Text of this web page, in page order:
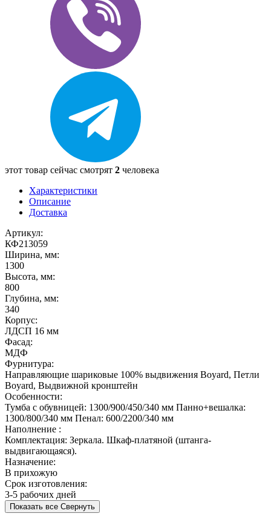
этот товар сейчас смотрят 2 человека
Характеристики
Описание
Доставка
Артикул:
КФ213059
Ширина, мм:
1300
Высота, мм:
800
Глубина, мм:
340
Корпус:
ЛДСП 16 мм
Фасад:
МДФ
Фурнитура:
Направляющие шариковые 100% выдвижения Boyard, Петли
Boyard, Выдвижной кронштейн
Особенности:
Тумба с обувницей: 1300/900/450/340 мм Панно+вешалка:
1300/800/340 мм Пенал: 600/2200/340 мм
Наполнение :
Комплектация: Зеркала. Шкаф-платяной (штанга-
выдвигающаяся).
Назначение:
В прихожую
Срок изготовления:
3-5 рабочих дней
Показать все Свернуть